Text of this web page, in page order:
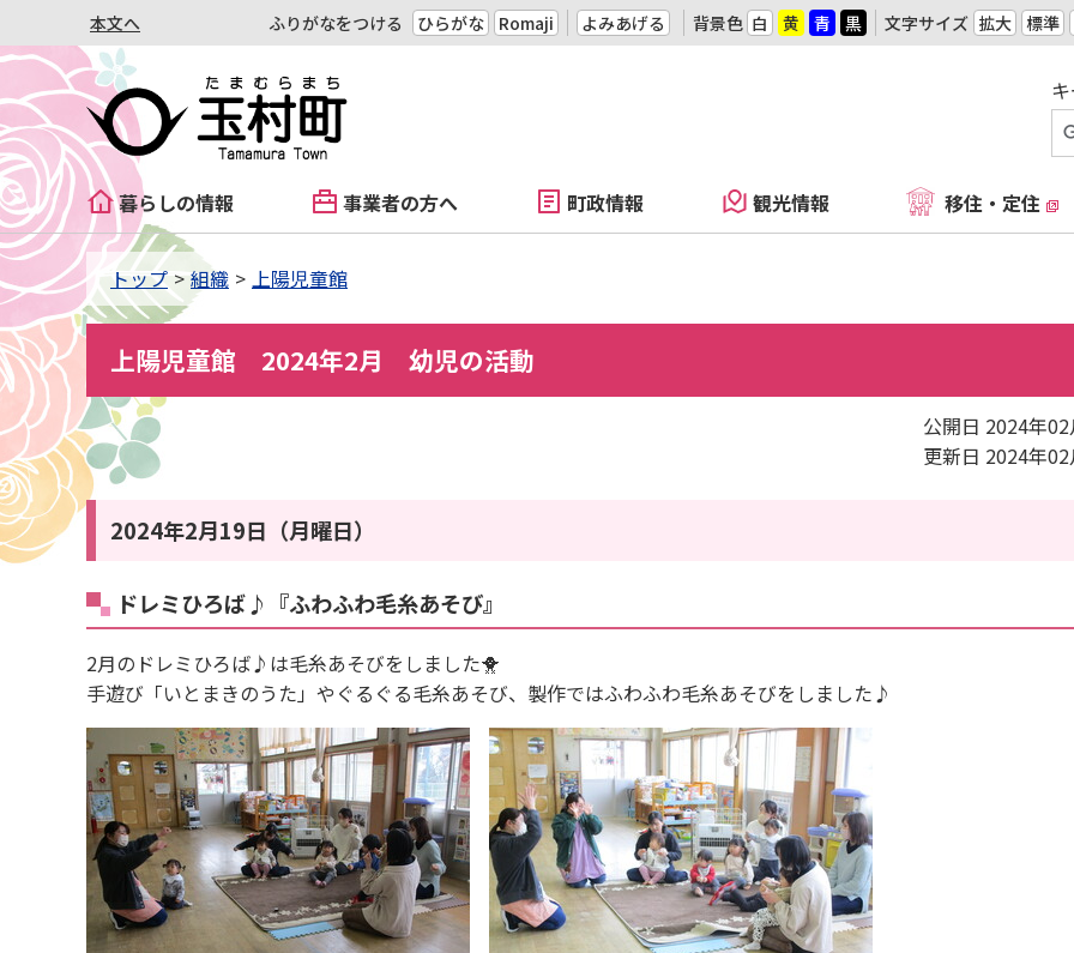
本文へ ふりがなをつける ひらがな Romaji よみあげる 背景色 白 黄 青 黒 文字サイズ 拡大 標準
暮らしの情報 事業者の方へ 町政情報 観光情報 移住・定住
トップ 組織 上陽児童館
上陽児童館 2024年2月 幼児の活動
公開日 2024年
更新日 2024年
2024年2月19日（月曜日）
ドレミひろば♪『ふわふわ毛糸あそび』
2月のドレミひろば♪は毛糸あそびをしました🐥
手遊び「いとまきのうた」やぐるぐる毛糸あそび、製作ではふわふわ毛糸あそびをしました♪